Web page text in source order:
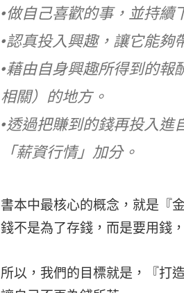
•做自己喜歡的事，並持續
•認真投入興趣，讓它能夠
•藉由自身興趣所得到的
相關）的地方。
•透過把賺到的錢再投入
「薪資行情」加分。
書本中最核心的概念，就是『
錢不是為了存錢，而是要用錢
所以，我們的目標就是，『打